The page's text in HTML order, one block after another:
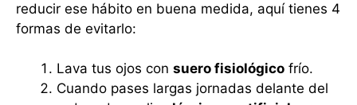
reducir ese hábito en buena medida, aquí tienes 4
formas de evitarlo:
Lava tus ojos con suero fisiológico frío.
Cuando pases largas jornadas delante del